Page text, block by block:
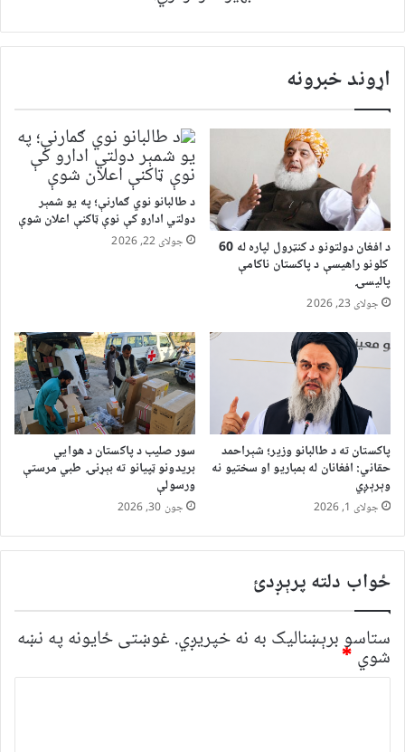
اړوند خبرونه
د افغان دولتونو د کنټرول لپاره له 60
کلونو راهیسې د پاکستان ناکامې
پالیسۍ
جولای 23, 2026
د طالبانو نوي ګمارنې؛ په یو شمېر
دولتي ادارو کې نوې ټاکنې اعلان شوې
جولای 22, 2026
پاکستان ته د طالبانو وزیر؛ شېراحمد
حقاني: افغانان له بمباریو او سختیو نه
وېرېږي
جولای 1, 2026
سور صلیب د پاکستان د هوايي
بریدونو ټپیانو ته بېړنۍ طبي مرستې
ورسولې
جون 30, 2026
ځواب دلته پرېږدئ
ستاسو برېښناليک به نه خپريږي. غوښتى ځایونه په نښه
شوي *